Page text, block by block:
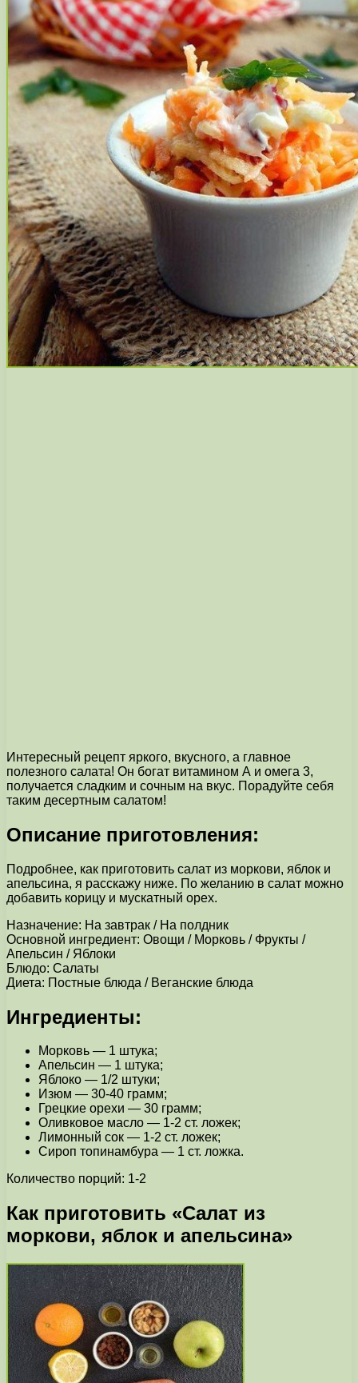
Интересный рецепт яркого, вкусного, а главное
полезного салата! Он богат витамином А и омега 3,
получается сладким и сочным на вкус. Порадуйте себя
таким десертным салатом!
Описание приготовления:
Подробнее, как приготовить салат из моркови, яблок и
апельсина, я расскажу ниже. По желанию в салат можно
добавить корицу и мускатный орех.
Назначение: На завтрак / На полдник
Основной ингредиент: Овощи / Морковь / Фрукты /
Апельсин / Яблоки
Блюдо: Салаты
Диета: Постные блюда / Веганские блюда
Ингредиенты:
Морковь — 1 штука;
Апельсин — 1 штука;
Яблоко — 1/2 штуки;
Изюм — 30-40 грамм;
Грецкие орехи — 30 грамм;
Оливковое масло — 1-2 ст. ложек;
Лимонный сок — 1-2 ст. ложек;
Сироп топинамбура — 1 ст. ложка.
Количество порций: 1-2
Как приготовить «Салат из
моркови, яблок и апельсина»